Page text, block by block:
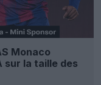
Monaco
sur la taille des